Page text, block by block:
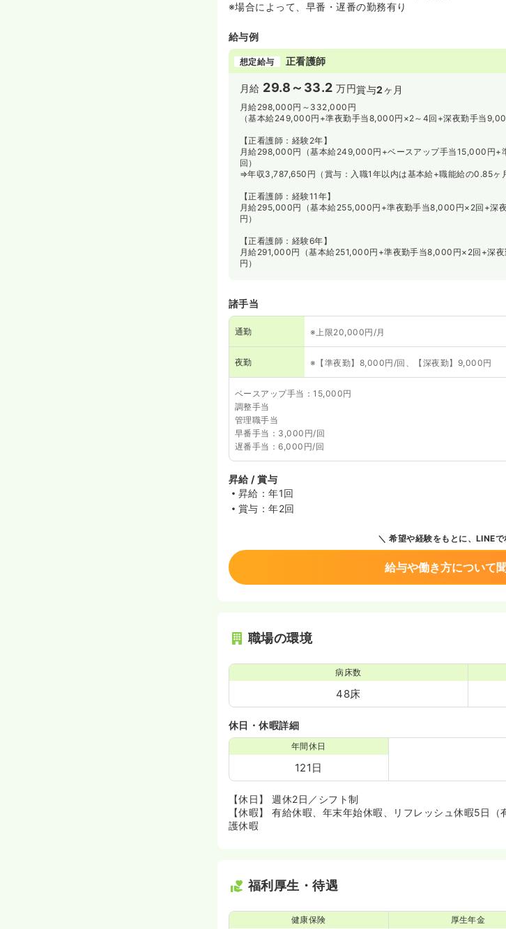
※場合によって、早番・遅番の勤務有り
給与例
想定給与 正看護師
月給 29.8～33.2 万円賞与2 ヶ月
月給298,000円～332,000円
（基本給249,000円+準夜勤手当8,000円×2～4回+深夜勤手当
【正看護師：経験2年】
月給298,000円（基本給249,000円+ベースアップ手当15,000円
回）
⇒年収3,787,650円（賞与：入職1年以内は基本給+職能給の0.85ヶ
【正看護師：経験11年】
月給295,000円（基本給255,000円+準夜勤手当8,000円×2回+深
円）
【正看護師：経験6年】
月給291,000円（基本給251,000円+準夜勤手当8,000円×2回+深
円）
諸手当
通勤 ※上限20,000円/月
夜勤 ※【準夜勤】8,000円/回、【深夜勤】9,000円
ベースアップ手当：15,000円
調整手当
管理職手当
早番手当：3,000円/回
遅番手当：6,000円/回
昇給 / 賞与
昇給：年1回
賞与：年2回
希望や経験をもとに、LINEで
給与や働き方について
職場の環境
病床数
48床
休日・休暇詳細
年間休日
121日
【休日】 週休2日／シフト制
【休暇】 有給休暇、年末年始休暇、リフレッシュ休暇5日
護休暇
福利厚生・待遇
健康保険 厚生年金